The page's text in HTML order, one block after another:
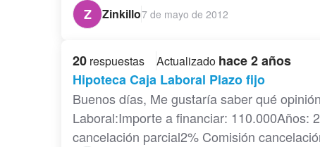
Z
Zinkillo7 de mayo de 2012
20 respuestas Actualizado hace 2 años
Hipoteca Caja Laboral Plazo fijo
Buenos días, Me gustaría saber qué
Laboral:Importe a financiar: 110.000Años:
cancelación parcial2% Comisión